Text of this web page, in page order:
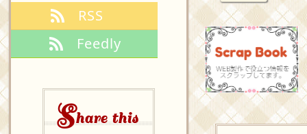
RSS
Feedly
Share this